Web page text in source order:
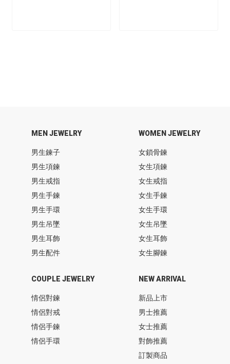
MEN JEWELRY
男生鍊子
男生項鍊
男生戒指
男生手鍊
男生手環
男生吊墜
男生耳飾
男生配件
WOMEN JEWELRY
女鎖骨鍊
女生項鍊
女生戒指
女生手鍊
女生手環
女生吊墜
女生耳飾
女生腳鍊
COUPLE JEWELRY
情侶對鍊
情侶對戒
情侶手鍊
情侶手環
NEW ARRIVAL
新品上市
男士推薦
女士推薦
對飾推薦
訂製商品